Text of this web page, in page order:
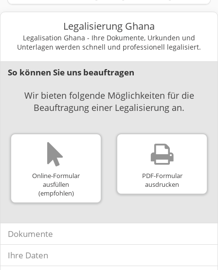
Legalisierung Ghana
Legalisation Ghana - Ihre Dokumente, Urkunden und
Unterlagen werden schnell und professionell legalisiert.
So können Sie uns beauftragen
Wir bieten folgende Möglichkeiten für die
Beauftragung einer Legalisierung an.
Online-Formular
ausfüllen
(empfohlen)
PDF-Formular
ausdrucken
Dokumente
Ihre Daten